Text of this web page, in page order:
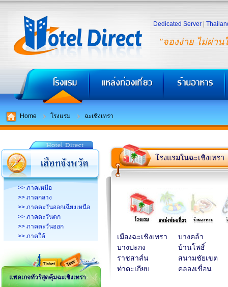
"จองง่าย ไม่ผ่าน
Dedicated Server
Home โรงแรม ฉะเชิงเทรา
>> ภาคเหนือ
>> ภาคกลาง
>> ภาคตะวันออกเฉียงเหนือ
>> ภาคตะวันตก
>> ภาคตะวันออก
>> ภาคใต้
แพคเกจทัวร์สุดคุ้มฉะเชิงเทรา
โรงแรมในฉะเชิงเทรา
เมืองฉะเชิงเทรา
บางคล้า
บางปะกง
บ้านโพธิ์
ราชสาส์น
สนามชัยเขต
ท่าตะเกียบ
คลองเขื่อน